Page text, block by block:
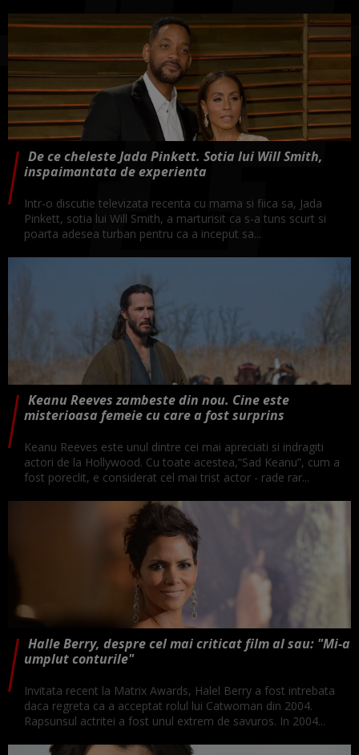
De ce cheleste Jada Pinkett. Sotia lui Will Smith,
inspaimantata de experienta
Intr-o discutie televizata recenta cu mama si fiica sa, Jada
Pinkett, sotia lui Will Smith, a marturisit ca s-a tuns scurt si
poarta adesea turban pentru ca a inceput sa...
Keanu Reeves zambeste din nou. Cine este
misterioasa femeie cu care a fost surprins
Keanu Reeves este unul dintre cei mai apreciati si indragiti
actori de la Hollywood. Cu toate acestea,“Sad Keanu”, cum a
fost poreclit, e considerat cel mai trist actor - rade rar...
Halle Berry, despre cel mai criticat film al sau: "Mi-a
umplut conturile"
Invitata recent la Matrix Awards, Halel Berry a fost intrebata
daca regreta ca a acceptat rolul lui Catwoman din 2004.
Rapsunsul actritei a fost unul extrem de savuros. In 2004...